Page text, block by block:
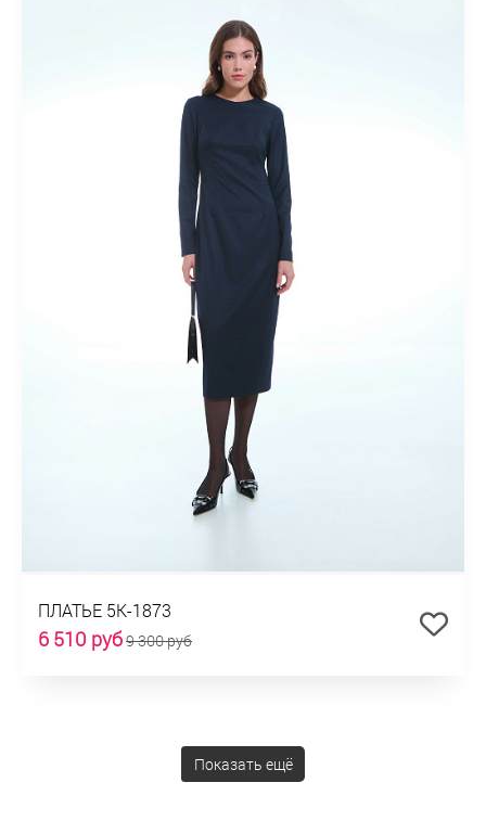
ПЛАТЬЕ 5К-1873
6 510 руб9 300 руб
Показать ещё